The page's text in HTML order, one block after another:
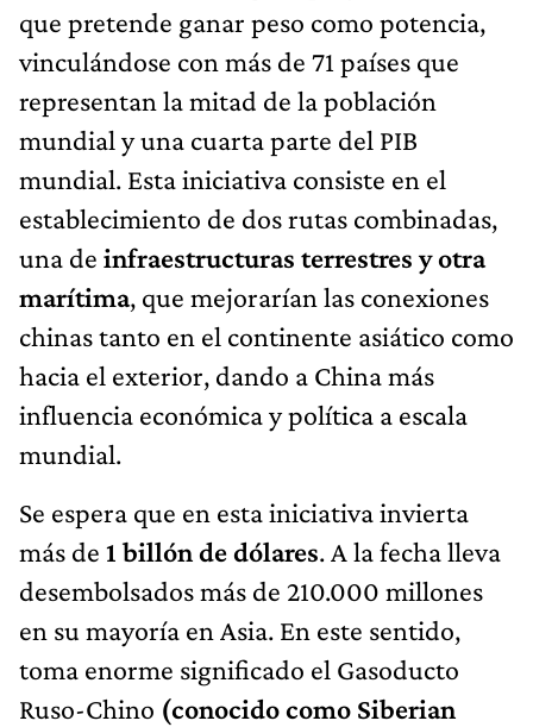
que pretende ganar peso como potencia,
vinculándose con más de 71 países que
representan la mitad de la población
mundial y una cuarta parte del PIB
mundial. Esta iniciativa consiste en el
establecimiento de dos rutas combinadas,
una de infraestructuras terrestres y otra
marítima, que mejorarían las conexiones
chinas tanto en el continente asiático como
hacia el exterior, dando a China más
influencia económica y política a escala
mundial.
Se espera que en esta iniciativa invierta
más de 1 billón de dólares. A la fecha lleva
desembolsados más de 210.000 millones
en su mayoría en Asia. En este sentido,
toma enorme significado el Gasoducto
Ruso-Chino (conocido como Siberian